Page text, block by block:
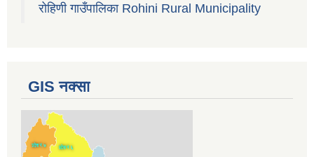
रोहिणी गाउँपालिका Rohini Rural Municipality
GIS नक्सा